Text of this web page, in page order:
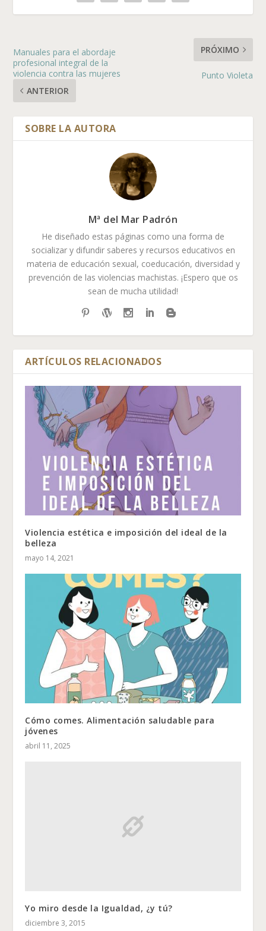
Manuales para el abordaje
profesional integral de la
violencia contra las mujeres
ANTERIOR
PRÓXIMO
Punto Violeta
Mª del Mar Padrón
He diseñado estas páginas como una forma de
socializar y difundir saberes y recursos educativos en
materia de educación sexual, coeducación, diversidad y
prevención de las violencias machistas. ¡Espero que os
sean de mucha utilidad!
ARTÍCULOS RELACIONADOS
Violencia estética e imposición del ideal de la
belleza
mayo 14, 2021
Cómo comes. Alimentación saludable para
jóvenes
abril 11, 2025
Yo miro desde la Igualdad, ¿y tú?
diciembre 3, 2015